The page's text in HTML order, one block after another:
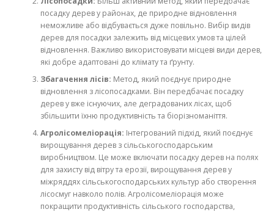
посадку дерев у районах, де природне відновлення
неможливе або відбувається дуже повільно. Вибір видів
дерев для посадки залежить від місцевих умов та цілей
відновлення. Важливо використовувати місцеві види дерев,
які добре адаптовані до клімату та ґрунту.
Збагачення лісів: Метод, який поєднує природне
відновлення з лісопосадками. Він передбачає посадку
дерев у вже існуючих, але деградованих лісах, щоб
збільшити їхню продуктивність та біорізноманіття.
Агролісомеліорація: Інтегрований підхід, який поєднує
вирощування дерев з сільськогосподарським
виробництвом. Це може включати посадку дерев на полях
для захисту від вітру та ерозії, вирощування дерев у
міжряддях сільськогосподарських культур або створення
лісосмуг навколо полів. Агролісомеліорація може
покращити продуктивність сільського господарства,